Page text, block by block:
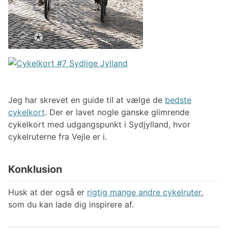
Jeg har skrevet en guide til at vælge de bedste
cykelkort. Der er lavet nogle ganske glimrende
cykelkort med udgangspunkt i Sydjylland, hvor
cykelruterne fra Vejle er i.
Konklusion
Husk at der også er rigtig mange andre cykelruter,
som du kan lade dig inspirere af.